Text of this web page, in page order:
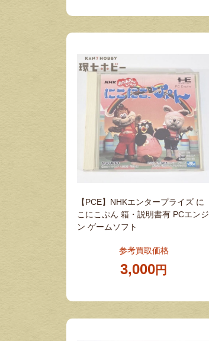
【PCE】NHKエンタープライズ に
こにこぷん 箱・説明書有 PCエンジ
ン ゲームソフト
参考買取価格
3,000円